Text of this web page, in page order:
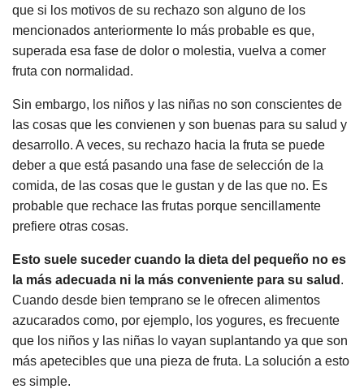
que si los motivos de su rechazo son alguno de los
mencionados anteriormente lo más probable es que,
superada esa fase de dolor o molestia, vuelva a comer
fruta con normalidad.
Sin embargo, los niños y las niñas no son conscientes de
las cosas que les convienen y son buenas para su salud y
desarrollo. A veces, su rechazo hacia la fruta se puede
deber a que está pasando una fase de selección de la
comida, de las cosas que le gustan y de las que no. Es
probable que rechace las frutas porque sencillamente
prefiere otras cosas.
Esto suele suceder cuando la dieta del pequeño no es
la más adecuada ni la más conveniente para su salud .
Cuando desde bien temprano se le ofrecen alimentos
azucarados como, por ejemplo, los yogures, es frecuente
que los niños y las niñas lo vayan suplantando ya que son
más apetecibles que una pieza de fruta. La solución a esto
es simple.